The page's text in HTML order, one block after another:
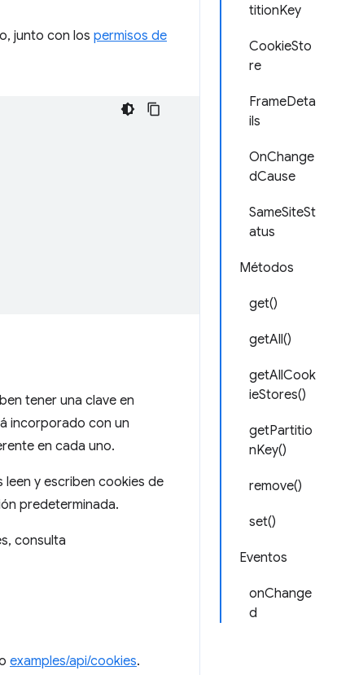
titionKey
CookieSto
re
FrameDeta
ils
OnChange
dCause
SameSiteSt
atus
Métodos
get()
getAll()
getAllCook
ieStores()
getPartitio
nKey()
remove()
set()
Eventos
onChange
d
junto con los permisos de
tener una clave en
incorporado con un
en cada uno.
y escriben cookies de
predeterminada.
consulta
examples/api/cookies.